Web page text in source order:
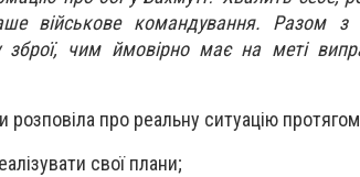
військове командування. Разом
зброї, чим ймовірно має на меті
про реальну ситуацію
свої плани;